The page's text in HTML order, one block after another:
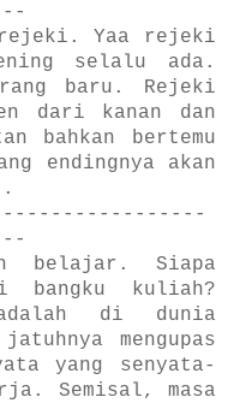
Yaa rejeki
selalu ada.
baru. Rejeki
dari kanan dan
bahkan bertemu
endingnya akan
belajar. Siapa
kuliah?
adalah di dunia
mengupas
yang senyata-
Semisal, masa